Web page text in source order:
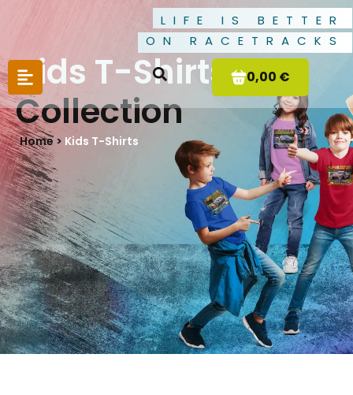
LIFE IS BETTER
ON RACETRACKS
0,00 €
Kids T-Shirts
Collection
Home > Kids T-Shirts